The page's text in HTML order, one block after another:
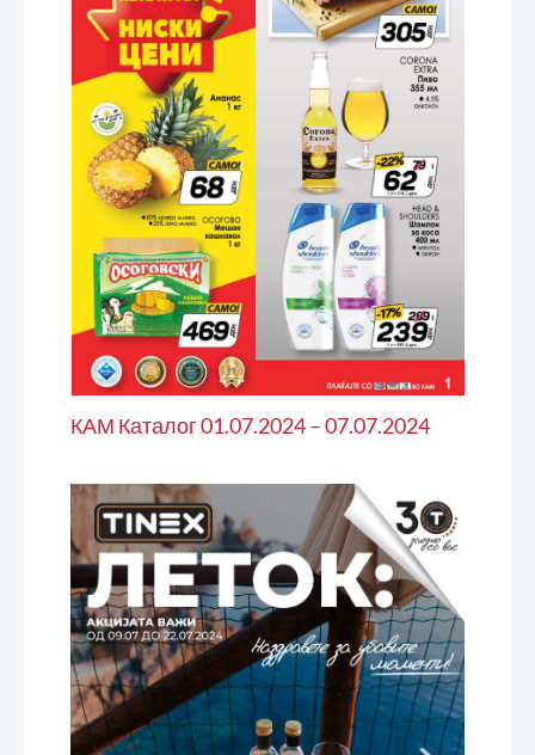
КАМ Каталог 01.07.2024 – 07.07.2024